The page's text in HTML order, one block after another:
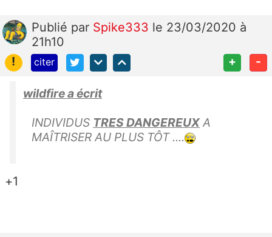
Publié par Spike333 le 23/03/2020 à
21h10
!
citer + -
wildfire a écrit
INDIVIDUS TRES DANGEREUXA
MAÎTRISER AU PLUS TÔT ....
+1